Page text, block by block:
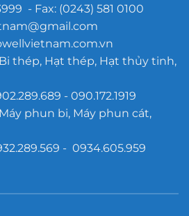
- Fax: (0243) 581 0100
thép, Hạt thép, Hạt thủy tinh,
- 090.172.1919
phun bi, Máy phun cát,
- 0934.605.959